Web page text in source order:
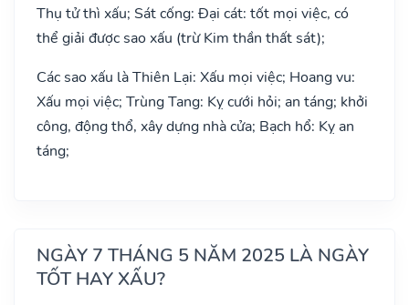
Thụ tử thì xấu; Sát cống: Đại cát: tốt mọi việc, có
thể giải được sao xấu (trừ Kim thần thất sát);
Các sao xấu là Thiên Lại: Xấu mọi việc; Hoang vu:
Xấu mọi việc; Trùng Tang: Kỵ cưới hỏi; an táng; khởi
công, động thổ, xây dựng nhà cửa; Bạch hổ: Kỵ an
táng;
NGÀY 7 THÁNG 5 NĂM 2025 LÀ NGÀY
TỐT HAY XẤU?